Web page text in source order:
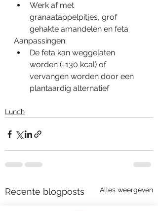
Werk af met
granaatappelpitjes, grof
gehakte amandelen en feta
Aanpassingen:
De feta kan weggelaten
worden (-130 kcal) of
vervangen worden door een
plantaardig alternatief
Lunch
Recente blogposts Alles weergeven